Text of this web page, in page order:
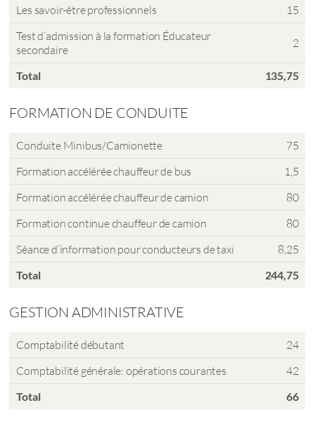
Les savoir-être professionnels
15
Test d’admission à la formation Éducateur
secondaire
2
Total 135,75
FORMATION DE CONDUITE
Conduite Minibus/Camionette
75
Formation accélérée chauffeur de bus
1,5
Formation accélérée chauffeur de camion
80
Formation continue chauffeur de camion
80
Séance d’information pour conducteurs de taxi
8,25
Total 244,75
GESTION ADMINISTRATIVE
Comptabilité débutant
24
Comptabilité générale: opérations courantes
42
Total 66